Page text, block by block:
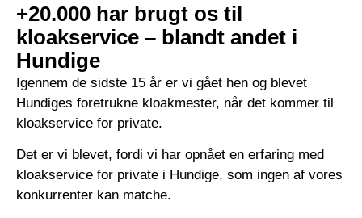
+20.000 har brugt os til
kloakservice – blandt andet i
Hundige
Igennem de sidste 15 år er vi gået hen og blevet
Hundiges foretrukne kloakmester, når det kommer til
kloakservice for private.
Det er vi blevet, fordi vi har opnået en erfaring med
kloakservice for private i Hundige, som ingen af vores
konkurrenter kan matche.